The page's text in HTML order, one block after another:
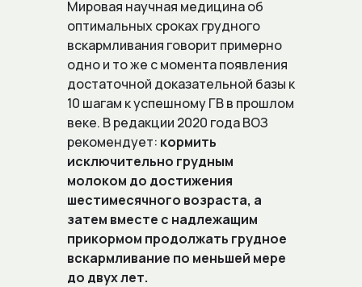
Мировая научная медицина об
оптимальных сроках грудного
вскармливания говорит примерно
одно и то же с момента появления
достаточной доказательной базы к
10 шагам к успешному ГВ в прошлом
веке. В редакции 2020 года ВОЗ
рекомендует: кормить
исключительно грудным
молоком до достижения
шестимесячного возраста, а
затем вместе с надлежащим
прикормом продолжать грудное
вскармливание по меньшей мере
до двух лет.